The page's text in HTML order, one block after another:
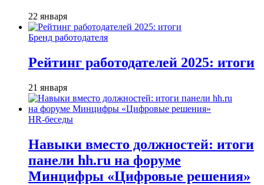
22 января
Бренд работодателя
Рейтинг работодателей 2025: итоги
21 января
HR-беседы
Навыки вместо должностей: итоги
панели hh.ru на форуме
Минцифры «Цифровые решения»